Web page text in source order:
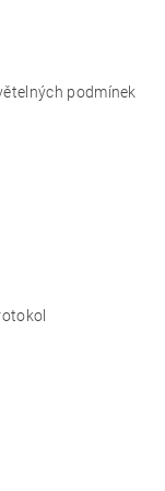
podmínek